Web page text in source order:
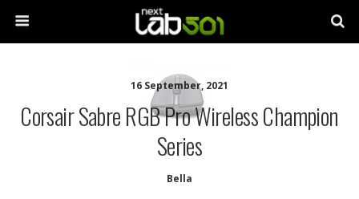
16 September, 2021
Corsair Sabre RGB Pro Wireless Champion
Series
Bella